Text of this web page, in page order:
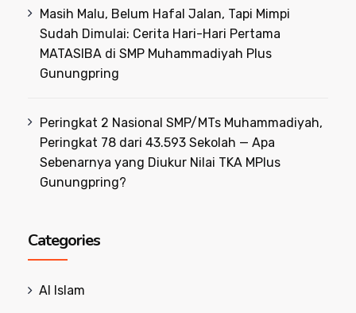
Masih Malu, Belum Hafal Jalan, Tapi Mimpi
Sudah Dimulai: Cerita Hari-Hari Pertama
MATASIBA di SMP Muhammadiyah Plus
Gunungpring
Peringkat 2 Nasional SMP/MTs Muhammadiyah,
Peringkat 78 dari 43.593 Sekolah — Apa
Sebenarnya yang Diukur Nilai TKA MPlus
Gunungpring?
Categories
Al Islam